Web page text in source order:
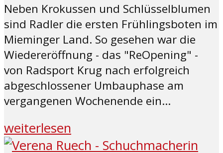
Neben Krokussen und Schlüsselblumen
sind Radler die ersten Frühlingsboten im
Mieminger Land. So gesehen war die
Wiedereröffnung - das "ReOpening" -
von Radsport Krug nach erfolgreich
abgeschlossener Umbauphase am
vergangenen Wochenende ein...
weiterlesen